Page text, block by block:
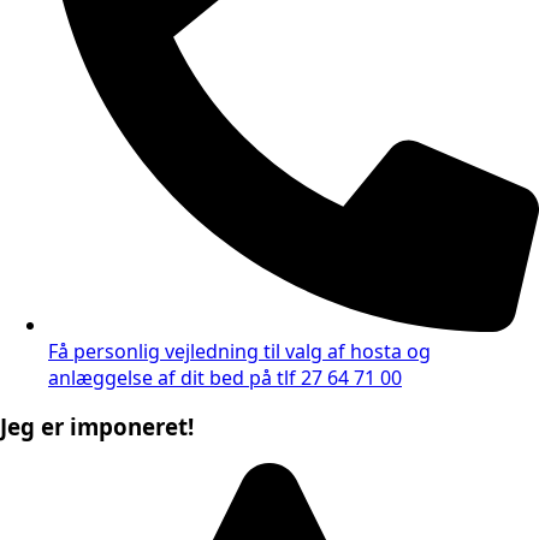
Få personlig vejledning til valg af hosta og
anlæggelse af dit bed på tlf 27 64 71 00
Jeg er imponeret!